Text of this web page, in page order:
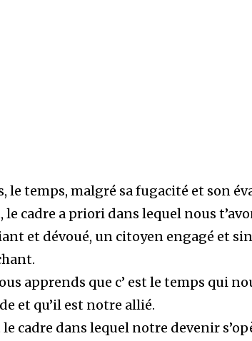
le temps, malgré sa fugacité et son
le cadre a priori dans lequel nous
et dévoué, un citoyen engagé et
apprends que c’ est le temps qui
et qu’il est notre allié.
cadre dans lequel notre devenir